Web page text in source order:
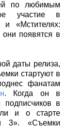
по любимым
участие в
и «Мстителях:
они появятся в
даты релиза,
стартуют в
фанатам
. Когда он в
в
и о старте
3». «Съемки